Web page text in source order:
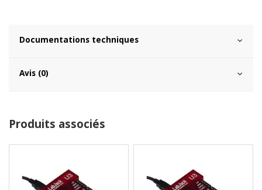
Documentations techniques
Avis (0)
Produits associés